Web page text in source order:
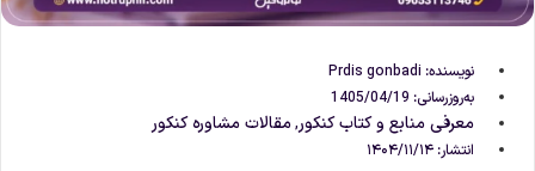
نویسنده:Prdis gonbadi
به‌روزرسانی: 1405/04/19
معرفی منابع و کتاب کنکور,مقالات مشاوره‌ کنکور
انتشار:۱۴۰۴/۱۱/۱۴